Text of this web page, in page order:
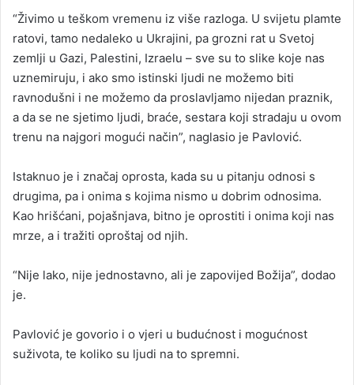
“Živimo u teškom vremenu iz više razloga. U svijetu plamte
ratovi, tamo nedaleko u Ukrajini, pa grozni rat u Svetoj
zemlji u Gazi, Palestini, Izraelu – sve su to slike koje nas
uznemiruju, i ako smo istinski ljudi ne možemo biti
ravnodušni i ne možemo da proslavljamo nijedan praznik,
a da se ne sjetimo ljudi, braće, sestara koji stradaju u ovom
trenu na najgori mogući način”, naglasio je Pavlović.
Istaknuo je i značaj oprosta, kada su u pitanju odnosi s
drugima, pa i onima s kojima nismo u dobrim odnosima.
Kao hrišćani, pojašnjava, bitno je oprostiti i onima koji nas
mrze, a i tražiti oproštaj od njih.
“Nije lako, nije jednostavno, ali je zapovijed Božija”, dodao
je.
Pavlović je govorio i o vjeri u budućnost i mogućnost
suživota, te koliko su ljudi na to spremni.